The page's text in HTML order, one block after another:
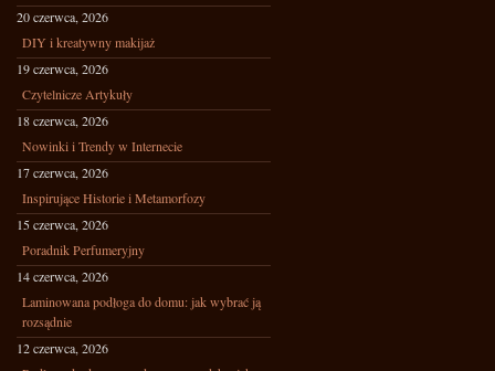
20 czerwca, 2026
DIY i kreatywny makijaż
19 czerwca, 2026
Czytelnicze Artykuły
18 czerwca, 2026
Nowinki i Trendy w Internecie
17 czerwca, 2026
Inspirujące Historie i Metamorfozy
15 czerwca, 2026
Poradnik Perfumeryjny
14 czerwca, 2026
Laminowana podłoga do domu: jak wybrać ją
rozsądnie
12 czerwca, 2026